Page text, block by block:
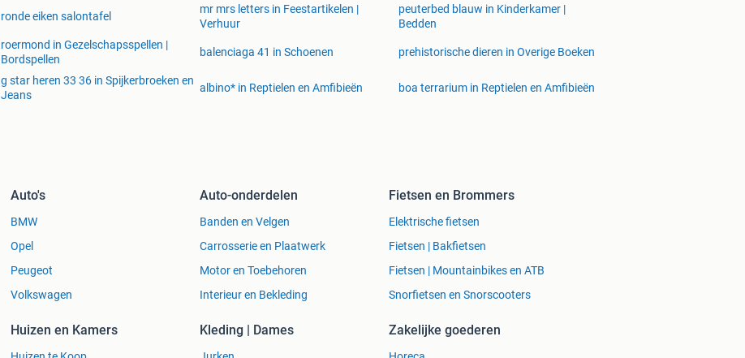
ronde eiken salontafel
mr mrs letters in Feestartikelen |
Verhuur
peuterbed blauw in Kinderkamer |
Bedden
roermond in Gezelschapsspellen |
Bordspellen
balenciaga 41 in Schoenen prehistorische dieren in Overige Boeken
g star heren 33 36 in Spijkerbroeken en
Jeans
albino* in Reptielen en Amfibieën boa terrarium in Reptielen en Amfibieën
Auto's
BMW
Opel
Peugeot
Volkswagen
Auto-onderdelen
Banden en Velgen
Carrosserie en Plaatwerk
Motor en Toebehoren
Interieur en Bekleding
Fietsen en Brommers
Elektrische fietsen
Fietsen | Bakfietsen
Fietsen | Mountainbikes en ATB
Snorfietsen en Snorscooters
Huizen en Kamers Kleding | Dames Zakelijke goederen